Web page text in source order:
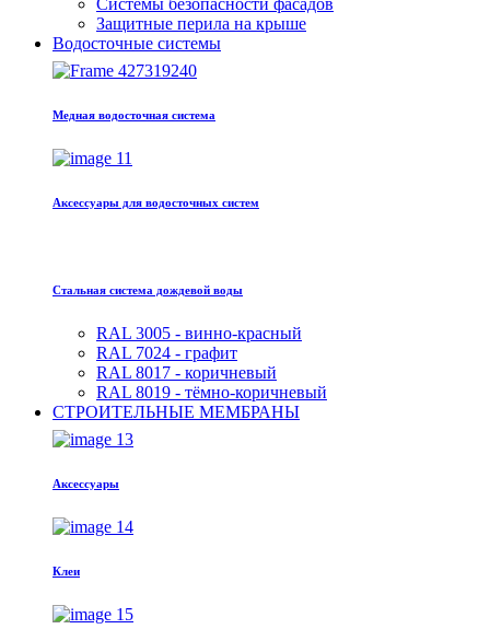
Системы безопасности фасадов
Защитные перила на крыше
Водосточные системы
Медная водосточная система
Аксессуары для водосточных систем
Стальная система дождевой воды
RAL 3005 - винно-красный
RAL 7024 - графит
RAL 8017 - коричневый
RAL 8019 - тёмно-коричневый
СТРОИТЕЛЬНЫЕ МЕМБРАНЫ
Аксессуары
Клеи